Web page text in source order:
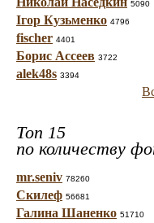
5090
Ігор Кузьменко 4796
fischer 4401
Борис Ассеев 3722
alek48s 3394
Топ 15
по количеству
mr.seniv 78260
Скилеф 56681
Галина Шаненко 51710